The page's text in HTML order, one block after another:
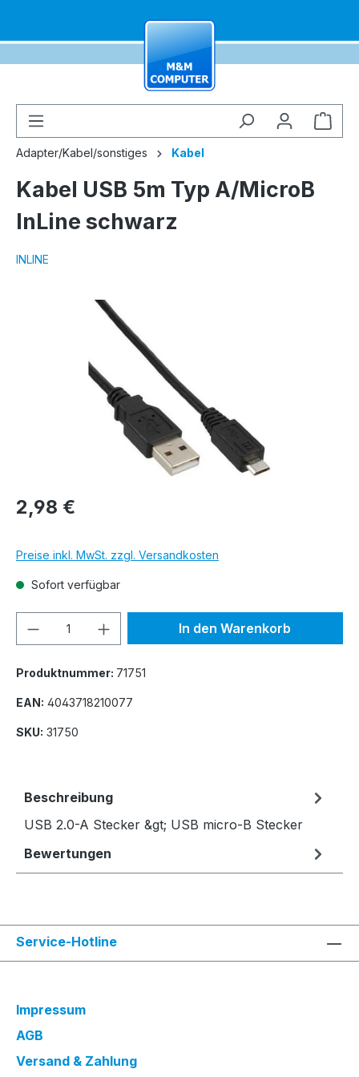
Adapter/Kabel/sonstiges Kabel
Kabel USB 5m Typ A/MicroB
InLine schwarz
INLINE
Bildergalerie überspringen
2,98 €
Preise inkl. MwSt. zzgl. Versandkosten
Sofort verfügbar
Produkt Anzahl: Gib denIn den Warenkorb
Produktnummer: 71751
EAN: 4043718210077
SKU: 31750
Beschreibung
USB 2.0-A Stecker &gt; USB micro-B Stecker
Bewertungen
Service-Hotline
Impressum
AGB
Versand & Zahlung